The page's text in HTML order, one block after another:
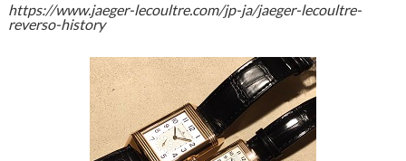
https://www.jaeger-lecoultre.com/jp-ja/jaeger-lecoultre-
reverso-history